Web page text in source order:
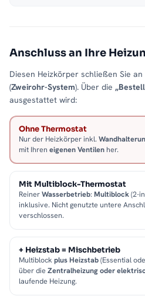
Anschluss an Ihre
Diesen Heizkörper schließen Sie
(Zweirohr-System). Über die
ausgestattet wird:
Ohne Thermostat
Nur der Heizkörper inkl.
mit Ihren eigenen Ventilen her.
Mit Multiblock-Thermostat
ReinerWasserbetrieb: Multiblock(2-
inklusive. Nicht genutzte untere
verschlossen.
+ Heizstab = Mischbetrieb
Multiblock plus Heizstab(Essential
über die Zentralheizung oder
laufende Heizung.